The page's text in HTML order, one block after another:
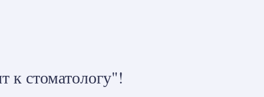
к стоматологу"!